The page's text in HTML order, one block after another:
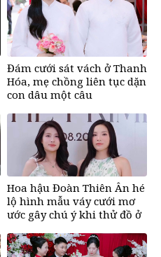
Đám cưới sát vách ở Thanh
Hóa, mẹ chồng liên tục dặn
con dâu một câu
Hoa hậu Đoàn Thiên Ân hé
lộ hình mẫu váy cưới mơ
ước gây chú ý khi thử đồ ở